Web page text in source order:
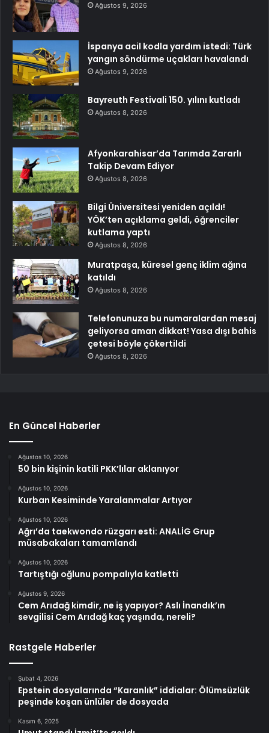
Ağustos 9, 2026
İspanya acil kodla yardım istedi: Türk
yangın söndürme uçakları havalandı
Ağustos 9, 2026
Bayreuth Festivali 150. yılını kutladı
Ağustos 8, 2026
Afyonkarahisar’da Tarımda Zararlı
Takip Devam Ediyor
Ağustos 8, 2026
Bilgi Üniversitesi yeniden açıldı!
YÖK’ten açıklama geldi, öğrenciler
kutlama yaptı
Ağustos 8, 2026
Muratpaşa, küresel genç iklim ağına
katıldı
Ağustos 8, 2026
Telefonunuza bu numaralardan mesaj
geliyorsa aman dikkat! Yasa dışı bahis
çetesi böyle çökertildi
Ağustos 8, 2026
En Güncel Haberler
Ağustos 10, 2026
50 bin kişinin katili PKK’lılar aklanıyor
Ağustos 10, 2026
Kurban Kesiminde Yaralanmalar Artıyor
Ağustos 10, 2026
Ağrı’da taekwondo rüzgarı esti: ANALİG Grup
müsabakaları tamamlandı
Ağustos 10, 2026
Tartıştığı oğlunu pompalıyla katletti
Ağustos 9, 2026
Cem Arıdağ kimdir, ne iş yapıyor? Aslı İnandık’ın
sevgilisi Cem Arıdağ kaç yaşında, nereli?
Rastgele Haberler
Şubat 4, 2026
Epstein dosyalarında “Karanlık” iddialar: Ölümsüzlük
peşinde koşan ünlüler de dosyada
Kasım 6, 2025